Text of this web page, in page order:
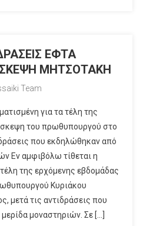
ΕΦΤΑ
ΜΗΤΣΟΤΑΚΗ
Team
για τα τέλη της
του πρωθυπουργού στο
που εκδηλώθηκαν από
Εν αμφιβόλω τίθεται η
της ερχόμενης εβδομάδας
Κυριάκου
μετά τις αντιδράσεις που
μοναστηριών. Σε […]